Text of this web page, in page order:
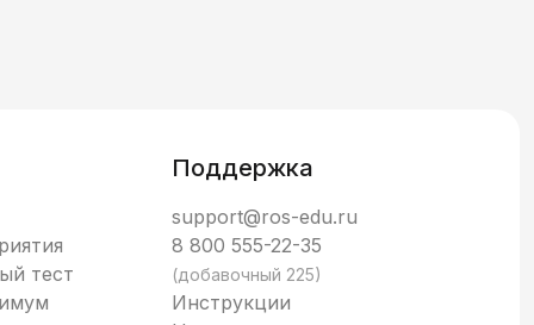
тест
Поддержка
support@ros-edu.ru
8 800 555-22-35
(добавочный 225)
Инструкции